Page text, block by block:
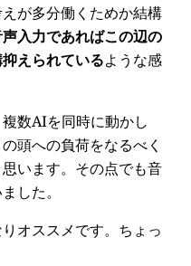
が多分働くためか結構
入力であればこの辺の
えられているような感
数AIを同時に動かし
頭への負荷をなるべく
います。その点でも音
した。
オススメです。ちょっ